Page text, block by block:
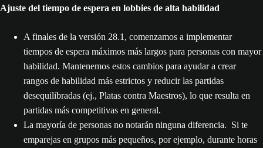
Ajuste del tiempo de espera en lobbies de alta habilidad
A finales de la versión 28.1, comenzamos a implementar
tiempos de espera máximos más largos para personas con mayor
habilidad. Mantenemos estos cambios para ayudar a crear
rangos de habilidad más estrictos y reducir las partidas
desequilibradas (ej., Platas contra Maestros), lo que resulta en
partidas más competitivas en general.
La mayoría de personas no notarán ninguna diferencia. Si te
emparejas en grupos más pequeños, por ejemplo, durante horas